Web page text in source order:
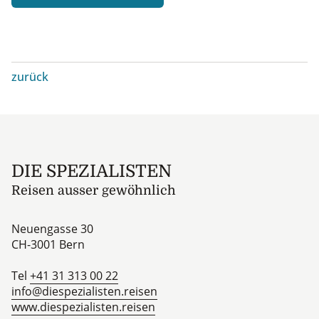
zurück
DIE SPEZIALISTEN
Reisen ausser gewöhnlich
Neuengasse 30
CH-3001 Bern
Tel +41 31 313 00 22
info@diespezialisten.reisen
www.diespezialisten.reisen